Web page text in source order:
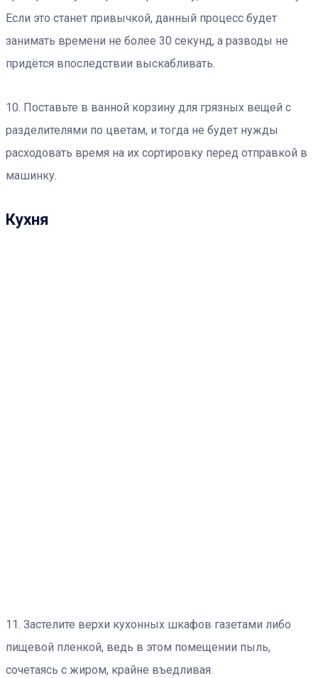
Если это станет привычкой, данный процесс будет
занимать времени не более 30 секунд, а разводы не
придётся впоследствии выскабливать.
10. Поставьте в ванной корзину для грязных вещей с
разделителями по цветам, и тогда не будет нужды
расходовать время на их сортировку перед отправкой в
машинку.
Кухня
11. Застелите верхи кухонных шкафов газетами либо
пищевой пленкой, ведь в этом помещении пыль,
сочетаясь с жиром, крайне въедливая.